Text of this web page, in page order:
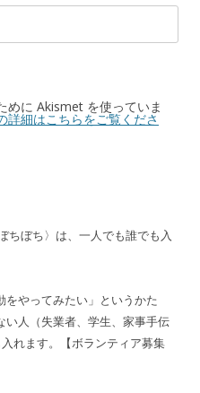
めに Akismet を使っていま
詳細はこちらをご覧くださ
ちぼち〉は、一人でも誰でも入
をやってみたい」というかた
い人（失業者、学生、家事手伝
れます。【ボランティア募集